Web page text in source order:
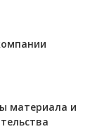
материала и